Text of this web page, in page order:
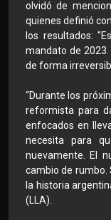
olvidó de
quienes definió
los resultados:
mandato de
de forma
“Durante los
reformista para
enfocados en
necesita para
nuevamente. El
cambio de rumbo.
la historia
(LLA).